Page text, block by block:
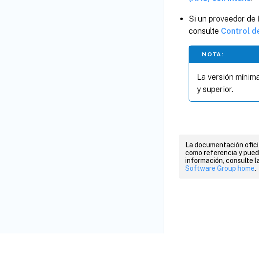
Si un proveedor
consulte Control
NOTA:
La versión
y superior.
La documentación
como referencia y
información, consulte
Software Group home.